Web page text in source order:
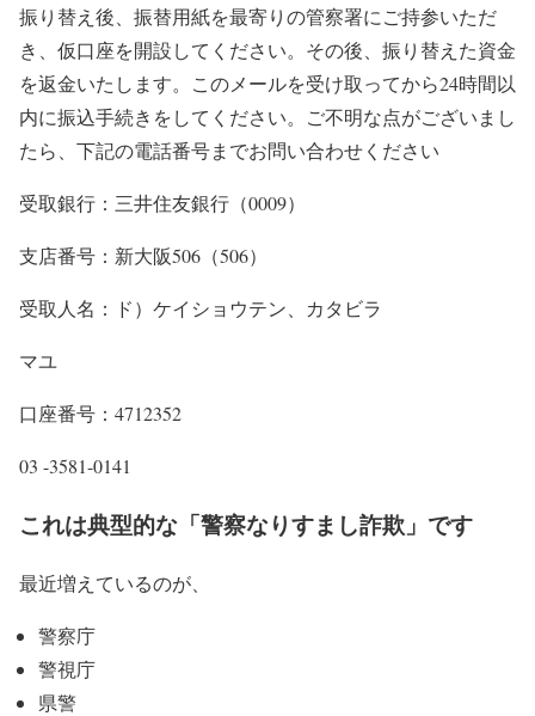
振り替え後、振替用紙を最寄りの管察署にご持参いただ
き、仮口座を開設してください。その後、振り替えた資金
を返金いたします。このメールを受け取ってから24時間以
内に振込手続きをしてください。ご不明な点がございまし
たら、下記の電話番号までお問い合わせください
受取銀行：三井住友銀行（0009）
支店番号：新大阪506（506）
受取人名：ド）ケイショウテン、カタビラ
マユ
口座番号：4712352
03 -3581-0141
これは典型的な「警察なりすまし詐欺」です
最近増えているのが、
警察庁
警視庁
県警